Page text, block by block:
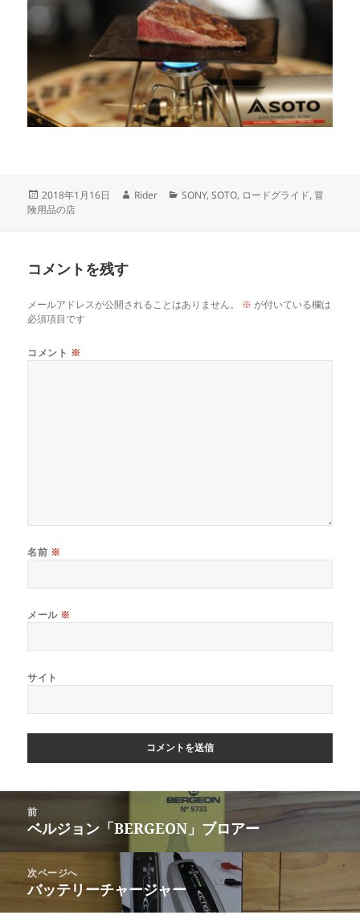
投
稿
2018年1月16日
作
Rider
カ
SONY,SOTO, ロードグライド, 冒
険用品の店
コメントを残す
メールアドレスが公開されることはありません。 ※ が付いている欄は
必須項目です
コメント ※
名前 ※
メール ※
サイト
シ
前
前
投
稿:
ベルジョン「BERGEON」ブロアー
次ページへ
次
バッテリーチャージャー